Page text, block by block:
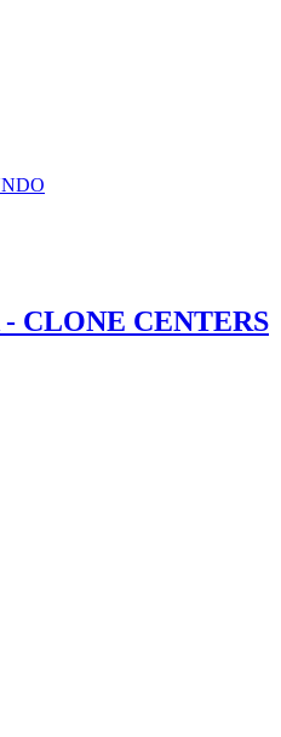
CLONE CENTERS